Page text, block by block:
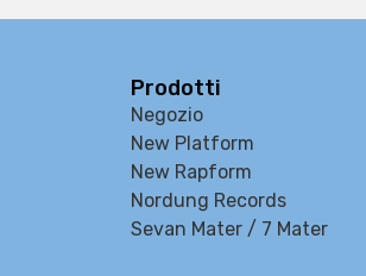
Prodotti
Negozio
New Platform
New Rapform
Nordung Records
Sevan Mater / 7 Mater